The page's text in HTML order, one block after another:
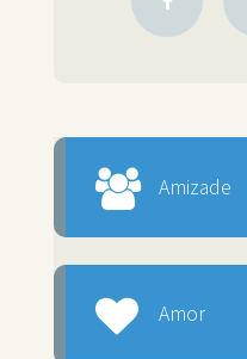
Amizade
Amor